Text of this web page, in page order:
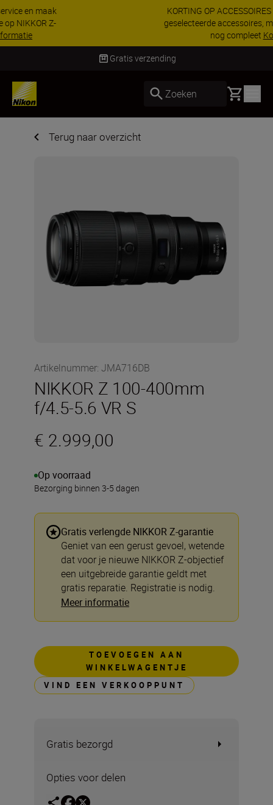
KORTING OP ACCESSOIRES | Bespaar 15% op
geselecteerde accessoires, maak je kit vandaag
Levering binnen 1-3 werkdagen
Zoeken Basket
Terug naar overzicht
Artikelnummer: JMA716DB
NIKKOR Z 100-400mm
f/4.5-5.6 VR S
€ 2.999,00
Op voorraad
Bezorging binnen 3-5 dagen
Gratis verlengde NIKKOR Z-garantie
Geniet van een gerust gevoel, wetende
dat voor je nieuwe NIKKOR Z-objectief
een uitgebreide garantie geldt met
gratis reparatie. Registratie is nodig.
Meer informatie
TOEVOEGEN AAN
WINKELWAGENTJE
VIND EEN VERKOOPPUNT
Gratis bezorgd
Opties voor delen